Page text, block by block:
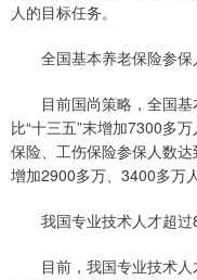
人的目标任务。
全国基本养老保险参保
目前国尚策略，全国基
比“十三五”末增加7300多
保险、工伤保险参保人数
增加2900多万、3400多万人
我国专业技术人才超过
目前，我国专业技术人